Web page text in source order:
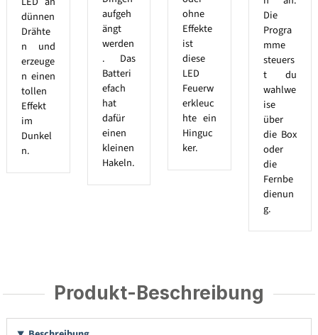
dünnen
Drähte
n und
erzeuge
n einen
tollen
Effekt
im
Dunkel
n.
aufgeh
ängt
werden
. Das
Batteri
efach
hat
dafür
einen
kleinen
Hakeln.
ohne
Effekte
ist
diese
LED
Feuerw
erkleuc
hte ein
Hinguc
ker.
Die
Progra
mme
steuers
t du
wahlwe
ise
über
die Box
oder
die
Fernbe
dienun
g.
Produkt-Beschreibung